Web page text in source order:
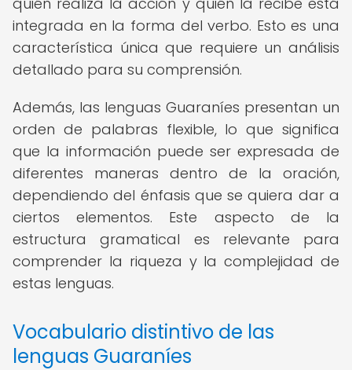
integrada en la forma del verbo. Esto es una
característica única que requiere un análisis
detallado para su comprensión.
Además, las lenguas Guaraníes presentan un
orden de palabras flexible, lo que significa
que la información puede ser expresada de
diferentes maneras dentro de la oración,
dependiendo del énfasis que se quiera dar a
ciertos elementos. Este aspecto de la
estructura gramatical es relevante para
comprender la riqueza y la complejidad de
estas lenguas.
Vocabulario distintivo de las
lenguas Guaraníes